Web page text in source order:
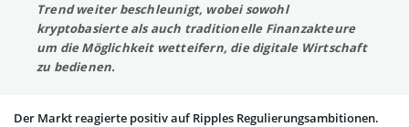
Trend weiter beschleunigt, wobei sowohl
kryptobasierte als auch traditionelle Finanzakteure
um die Möglichkeit wetteifern, die digitale Wirtschaft
zu bedienen.
Der Markt reagierte positiv auf Ripples Regulierungsambitionen.